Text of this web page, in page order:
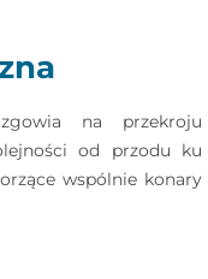
na przekroju
od przodu ku
wspólnie konary